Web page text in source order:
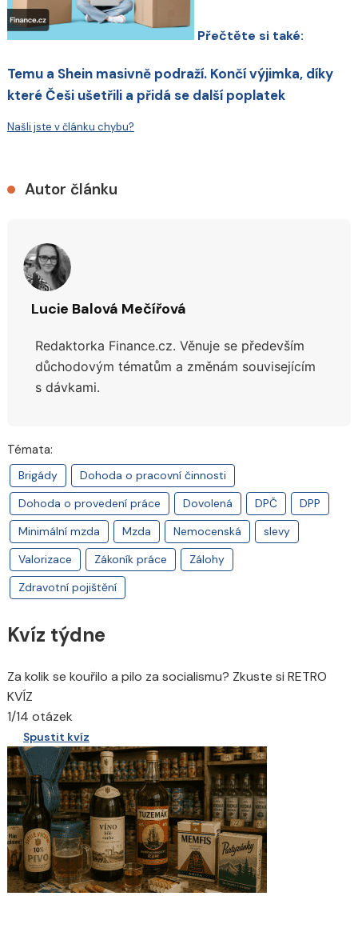
Přečtěte si také:
Temu a Shein masivně podraží. Končí výjimka, díky
které Češi ušetřili a přidá se další poplatek
Našli jste v článku chybu?
Autor článku
Lucie Balová Mečířová
Redaktorka Finance.cz. Věnuje se především
důchodovým tématům a změnám souvisejícím
s dávkami.
Témata:
Brigády
Dohoda o pracovní činnosti
Dohoda o provedení práce
Dovolená DPČ
DPP
Minimální mzda
Mzda Nemocenská
slevy
Valorizace
Zákoník práce
Zálohy
Zdravotní pojištění
Kvíz týdne
Za kolik se kouřilo a pilo za socialismu? Zkuste si RETRO
KVÍZ
1/14 otázek
Spustit kvíz